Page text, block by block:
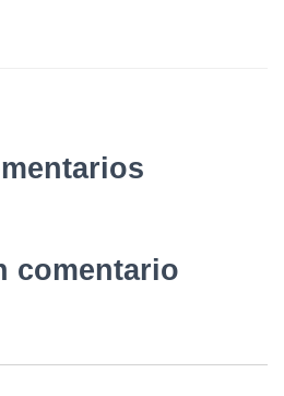
comentario